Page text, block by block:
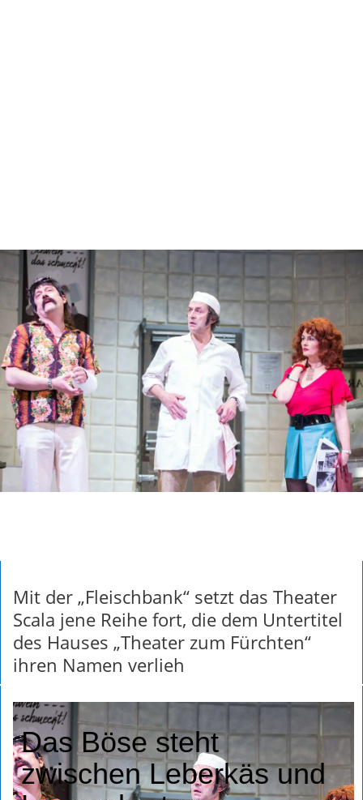
Mit der „Fleischbank“ setzt das Theater
Scala jene Reihe fort, die dem Untertitel
des Hauses „Theater zum Fürchten“
ihren Namen verlieh
Das Böse steht
zwischen Leberkäs und